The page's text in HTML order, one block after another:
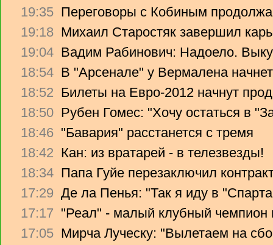
19:35 Переговоры с Кобиным
19:18 Михаил Старостяк завершил
19:04 Вадим Рабинович: Надоело.
18:54 В "Арсенале" у Вермалена
18:52 Билеты на Евро-2012 начнут
18:50 Рубен Гомес: "Хочу остаться в
18:46 "Бавария" расстанется с тремя
18:42 Кан: из вратарей - в телезвезды!
18:34 Папа Гуйе перезаключил
17:29 Де ла Пенья: "Так я иду в
17:17 "Реал" - малый клубный чемпион
17:05 Мирча Луческу: "Вылетаем на